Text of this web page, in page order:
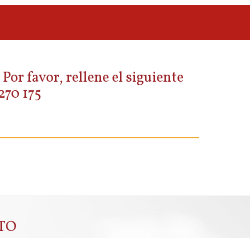
favor, rellene el siguiente
175